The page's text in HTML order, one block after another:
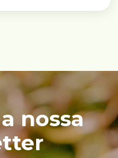
nossa